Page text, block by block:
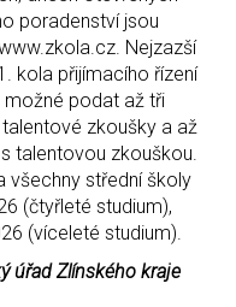
poradenství jsou
Nejzazší
kola přijímacího řízení
možné podat až tři
zkoušky a až
talentovou zkouškou.
všechny střední školy
(čtyřleté studium),
(víceleté studium).
úřad Zlínského kraje